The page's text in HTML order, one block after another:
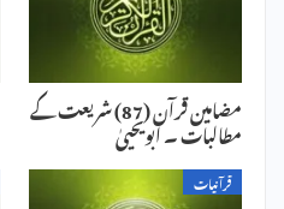
مضامین قرآن (87) شریعت کے
مطالبات ۔ ابویحییٰ
قرآنیات